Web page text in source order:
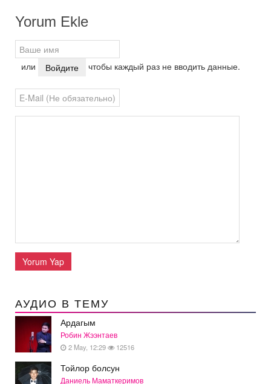
Yorum Ekle
или Войдите чтобы каждый раз не вводить данные.
Yorum Yap
АУДИО В ТЕМУ
Ардагым
Робин Жээнтаев
2 May, 12:29 12516
Тойлор болсун
Даниель Маматкеримов